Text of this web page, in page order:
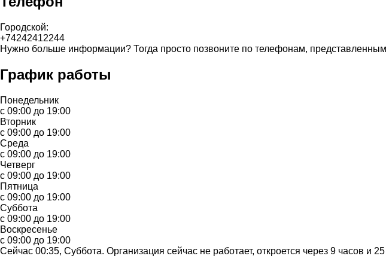
Городской:
+74242412244
Нужно больше информации? Тогда просто позвоните по телефонам,
График работы
Понедельник
с 09:00 до 19:00
Вторник
с 09:00 до 19:00
Среда
с 09:00 до 19:00
Четверг
с 09:00 до 19:00
Пятница
с 09:00 до 19:00
Суббота
с 09:00 до 19:00
Воскресенье
с 09:00 до 19:00
Сейчас 00:35, Суббота. Организация сейчас не работает, откроется через 9 часов и